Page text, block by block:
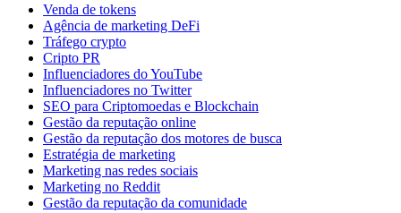
Venda de tokens
Agência de marketing DeFi
Tráfego crypto
Cripto PR
Influenciadores do YouTube
Influenciadores no Twitter
SEO para Criptomoedas e Blockchain
Gestão da reputação online
Gestão da reputação dos motores de busca
Estratégia de marketing
Marketing nas redes sociais
Marketing no Reddit
Gestão da reputação da comunidade